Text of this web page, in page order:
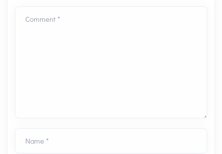
Comment *
Name *